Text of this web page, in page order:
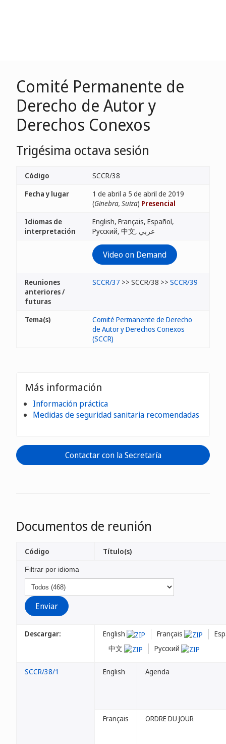
Comité Permanente de
Derecho de Autor y
Derechos Conexos
Trigésima octava sesión
Código
SCCR/38
Fecha y lugar
1 de abril a 5 de abril de 2019
(Ginebra, Suiza) Presencial
Idiomas de
interpretación
English, Français, Español,
Русский, 中文, عربي
Video on Demand
Reuniones
anteriores /
futuras
SCCR/37 >> SCCR/38 >> SCCR/39
Tema(s)
Comité Permanente de Derecho
de Autor y Derechos Conexos
(SCCR)
Más información
Información práctica
Medidas de seguridad sanitaria recomendadas
Contactar con la Secretaría
Documentos de reunión
Filtrar por idioma
Descargar: English Français
中文
Русский
Código Título(s)
SCCR/38/1 English Agenda
Français ORDRE DU JOUR